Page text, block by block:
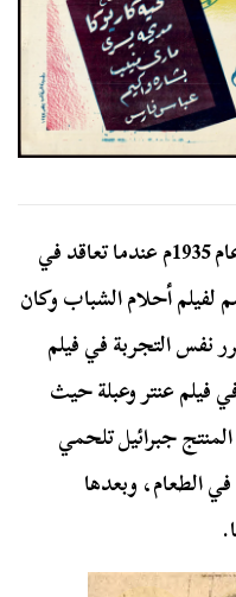
بدأ سيد سليمان عمله في السينما، عام 1935م عندما تعاقد في
لفيلم أحلام الشباب وكان
نفس التجربة في فيلم
فيلم عنتر وعبلة حيث
جبرائيل تلحمي
الطعام، وبعدها